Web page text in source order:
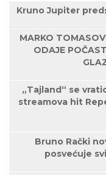
Kruno Jupiter
MARKO
ODAJE
„Tajland“ se
streamova hit
Bruno Rački
posvećuje